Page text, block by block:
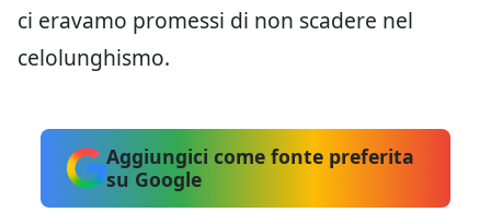
ci eravamo promessi di non scadere nel
celolunghismo.
Aggiungici come fonte preferita
su Google